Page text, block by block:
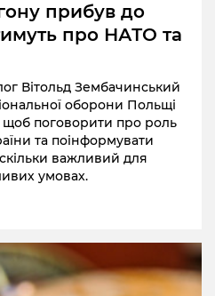
прибув до
про НАТО та
Вітольд Зембачинський
оборони Польщі
щоб поговорити про роль
та поінформувати
важливий для
умовах.